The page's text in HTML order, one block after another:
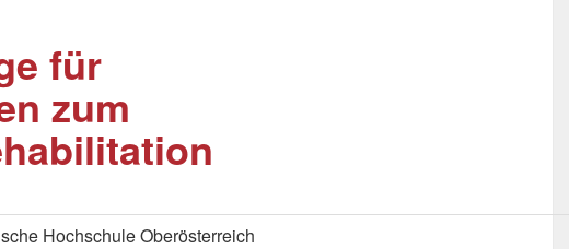
für
zum
Hochschule Oberösterreich